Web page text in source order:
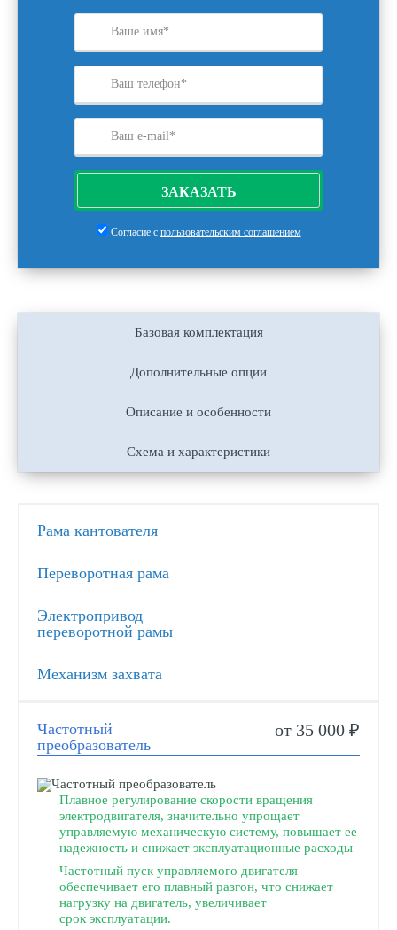
ЗАКАЗАТЬ
Согласие с пользовательским соглашением
Базовая комплектация
Дополнительные опции
Описание и особенности
Схема и характеристики
Рама кантователя
Переворотная рама
Электропривод
переворотной рамы
Механизм захвата
Частотный
преобразователь
от 35 000 ₽
Плавное регулирование скорости вращения
электродвигателя, значительно упрощает
управляемую механическую систему, повышает ее
надежность и снижает эксплуатационные расходы
Частотный пуск управляемого двигателя
обеспечивает его плавный разгон, что снижает
нагрузку на двигатель, увеличивает
срок эксплуатации.